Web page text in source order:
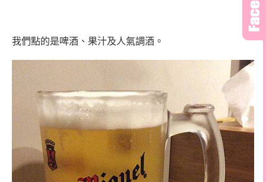
我們點的是啤酒、果汁及人氣調酒。